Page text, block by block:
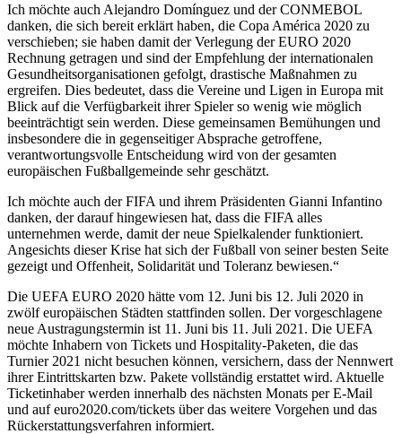
Ich möchte auch Alejandro Domínguez und der CONMEBOL
danken, die sich bereit erklärt haben, die Copa América 2020 zu
verschieben; sie haben damit der Verlegung der EURO 2020
Rechnung getragen und sind der Empfehlung der internationalen
Gesundheitsorganisationen gefolgt, drastische Maßnahmen zu
ergreifen. Dies bedeutet, dass die Vereine und Ligen in Europa mit
Blick auf die Verfügbarkeit ihrer Spieler so wenig wie möglich
beeinträchtigt sein werden. Diese gemeinsamen Bemühungen und
insbesondere die in gegenseitiger Absprache getroffene,
verantwortungsvolle Entscheidung wird von der gesamten
europäischen Fußballgemeinde sehr geschätzt.
Ich möchte auch der FIFA und ihrem Präsidenten Gianni Infantino
danken, der darauf hingewiesen hat, dass die FIFA alles
unternehmen werde, damit der neue Spielkalender funktioniert.
Angesichts dieser Krise hat sich der Fußball von seiner besten Seite
gezeigt und Offenheit, Solidarität und Toleranz bewiesen.“
Die UEFA EURO 2020 hätte vom 12. Juni bis 12. Juli 2020 in
zwölf europäischen Städten stattfinden sollen. Der vorgeschlagene
neue Austragungstermin ist 11. Juni bis 11. Juli 2021. Die UEFA
möchte Inhabern von Tickets und Hospitality-Paketen, die das
Turnier 2021 nicht besuchen können, versichern, dass der Nennwert
ihrer Eintrittskarten bzw. Pakete vollständig erstattet wird. Aktuelle
Ticketinhaber werden innerhalb des nächsten Monats per E-Mail
und auf euro2020.com/tickets über das weitere Vorgehen und das
Rückerstattungsverfahren informiert.